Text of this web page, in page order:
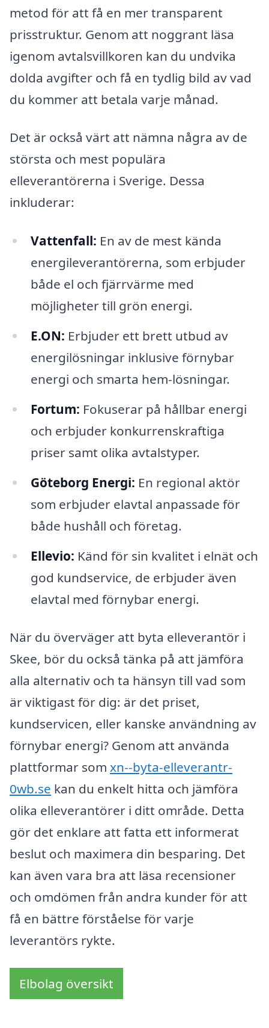
metod för att få en mer transparent
prisstruktur. Genom att noggrant läsa
igenom avtalsvillkoren kan du undvika
dolda avgifter och få en tydlig bild av vad
du kommer att betala varje månad.
Det är också värt att nämna några av de
största och mest populära
elleverantörerna i Sverige. Dessa
inkluderar:
Vattenfall: En av de mest kända
energileverantörerna, som erbjuder
både el och fjärrvärme med
möjligheter till grön energi.
E.ON: Erbjuder ett brett utbud av
energilösningar inklusive förnybar
energi och smarta hem-lösningar.
Fortum: Fokuserar på hållbar energi
och erbjuder konkurrenskraftiga
priser samt olika avtalstyper.
Göteborg Energi: En regional aktör
som erbjuder elavtal anpassade för
både hushåll och företag.
Ellevio: Känd för sin kvalitet i elnät och
god kundservice, de erbjuder även
elavtal med förnybar energi.
När du överväger att byta elleverantör i
Skee, bör du också tänka på att jämföra
alla alternativ och ta hänsyn till vad som
är viktigast för dig: är det priset,
kundservicen, eller kanske användning av
förnybar energi? Genom att använda
plattformar som xn--byta-elleverantr-
0wb.se kan du enkelt hitta och jämföra
olika elleverantörer i ditt område. Detta
gör det enklare att fatta ett informerat
beslut och maximera din besparing. Det
kan även vara bra att läsa recensioner
och omdömen från andra kunder för att
få en bättre förståelse för varje
leverantörs rykte.
Elbolag översikt